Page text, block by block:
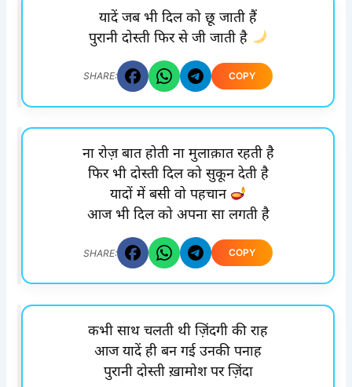
यादें जब भी दिल को छू जाती हैं
पुरानी दोस्ती फिर से जी जाती है
SHARE: COPY
ना रोज़ बात होती ना मुलाक़ात रहती है
फिर भी दोस्ती दिल को सुकून देती है
यादों में बसी वो पहचान
आज भी दिल को अपना सा लगती है
SHARE: COPY
कभी साथ चलती थी ज़िंदगी की राह
आज यादें ही बन गई उनकी पनाह
पुरानी दोस्ती ख़ामोश पर ज़िंदा